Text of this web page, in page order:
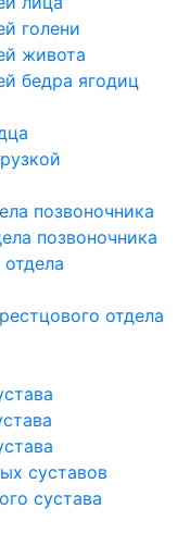
голени
живота
бедра ягодиц
позвоночника
позвоночника
отдела
суставов
сустава